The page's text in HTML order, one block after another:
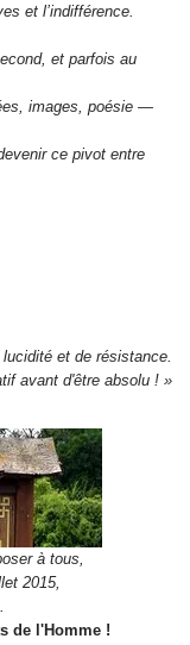
et l’indifférence.
et parfois au
images, poésie —
ce pivot entre
et de résistance.
avant d'être absolu ! »
à tous,
2015,
de l'Homme !